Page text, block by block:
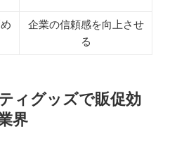
企業の信頼感を向上させ
る
ィグッズで販促効
界